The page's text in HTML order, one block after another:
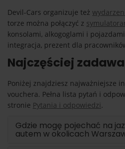
Devil-Cars organizuje też
torze można połączyć z
konsolami, alkogoglami i
integracja, prezent dla
Najczęściej
Poniżej znajdziesz najważniejsze
vouchera. Pełna lista pytań i
stronie Pytania i odpowiedzi.
Gdzie mogę pojechać na
autem w okolicach